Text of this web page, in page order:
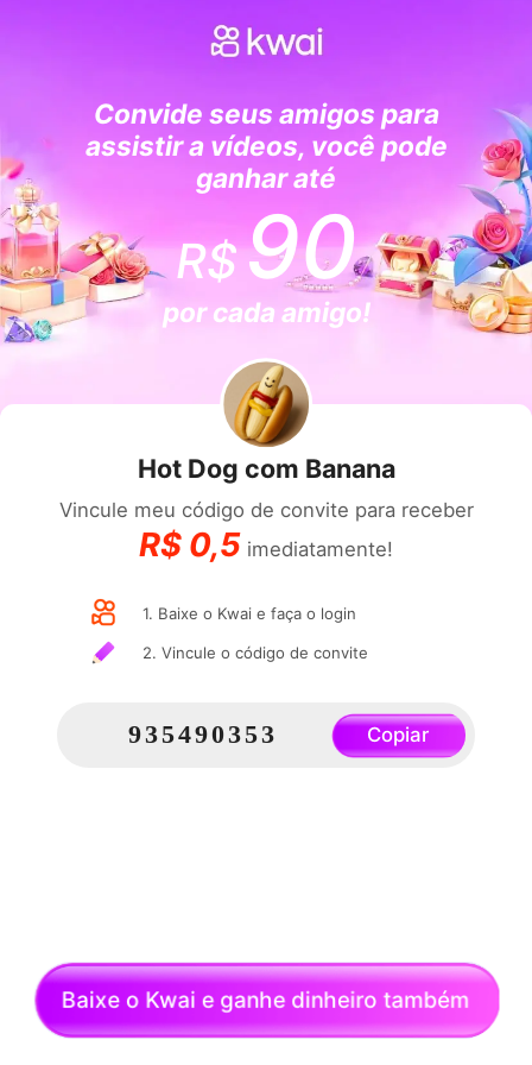
Convide seus amigos para
assistir a vídeos, você pode
ganhar até
R$90
por cada amigo!
Hot Dog com Banana
Vincule meu código de convite para receber
R$ 0,5 imediatamente!
1. Baixe o Kwai e faça o login
2. Vincule o código de convite
935490353 Copiar
Baixe o Kwai e ganhe dinheiro também